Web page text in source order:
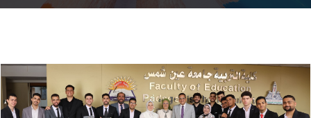
الشراكات والاتفاقيات
تواصل معنا